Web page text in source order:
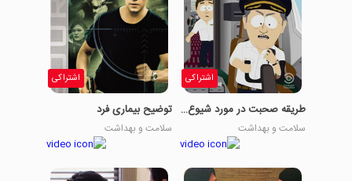
اشتراکی
طریقه صحبت در مورد شیوع ویروس
سلامت و بهداشت
اشتراکی
توضیح بیماری فرد
سلامت و بهداشت